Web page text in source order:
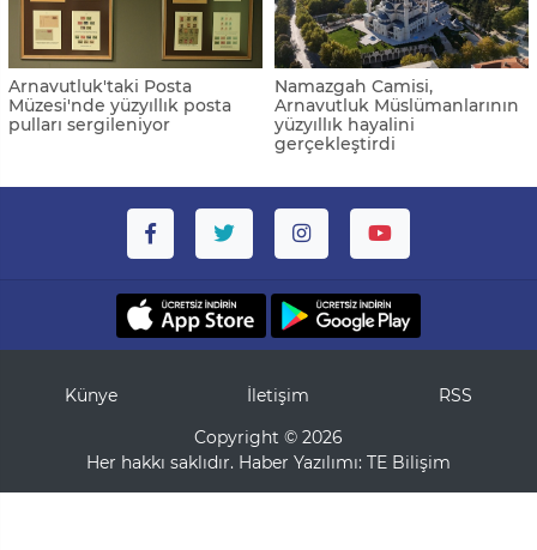
Arnavutluk'taki Posta
Müzesi'nde yüzyıllık posta
pulları sergileniyor
Namazgah Camisi,
Arnavutluk Müslümanlarının
yüzyıllık hayalini
gerçekleştirdi
Künye İletişim
RSS
Copyright © 2026
Her hakkı saklıdır. Haber Yazılımı: TE Bilişim